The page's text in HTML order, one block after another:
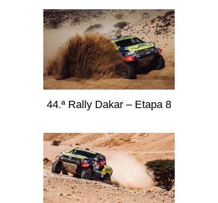
44.ª Rally Dakar – Etapa 8